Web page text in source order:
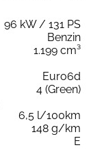
96 kW / 131 PS
Benzin
1.199 cm³
Euro6d
4 (Green)
6,5 l/100km
148 g/km
E